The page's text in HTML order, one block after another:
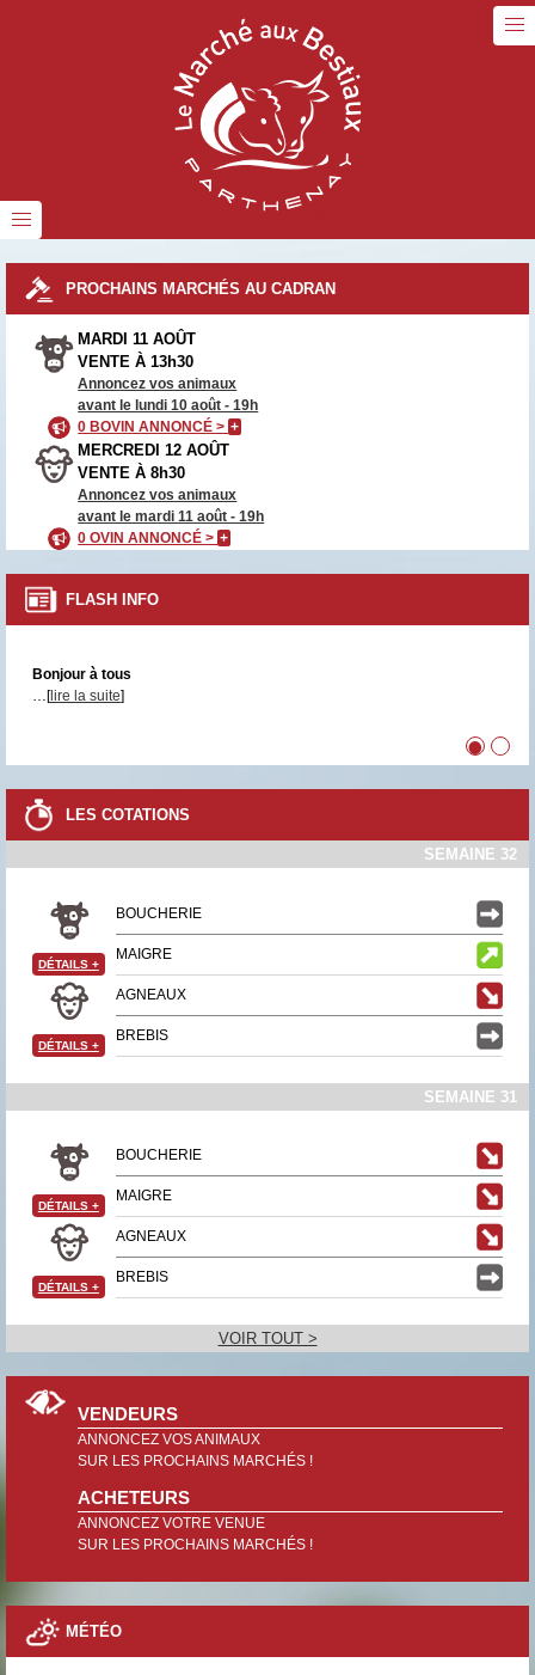
PROCHAINS MARCHÉS AU CADRAN
MARDI 11 AOÛT
VENTE À 13h30
Annoncez vos animaux
avant le lundi 10 août - 19h
0 BOVIN ANNONCÉ >+
MERCREDI 12 AOÛT
VENTE À 8h30
Annoncez vos animaux
avant le mardi 11 août - 19h
0 OVIN ANNONCÉ >+
FLASH INFO
Bonjour à tous
…[lire la suite]
••
LES COTATIONS
SEMAINE 32
BOUCHERIE
MAIGRE
DÉTAILS +
AGNEAUX
BREBIS
DÉTAILS +
SEMAINE 31
BOUCHERIE
MAIGRE
DÉTAILS +
AGNEAUX
BREBIS
DÉTAILS +
VOIR TOUT >
VENDEURS
ANNONCEZ VOS ANIMAUX
SUR LES PROCHAINS MARCHÉS !
ACHETEURS
ANNONCEZ VOTRE VENUE
SUR LES PROCHAINS MARCHÉS !
MÉTÉO